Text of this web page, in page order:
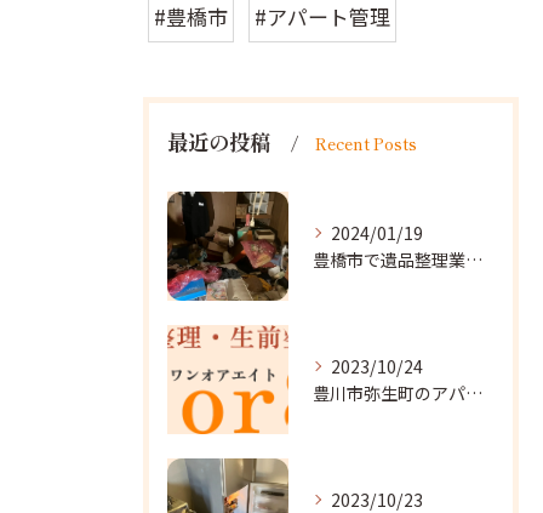
#豊橋市 #アパート管理
最近の投稿 Recent Posts
2024/01/19
豊橋市で遺品整理業者をお探しなら｜心を込めたサービスを
2023/10/24
豊川市弥生町のアパート改装に向かいました。
2023/10/23